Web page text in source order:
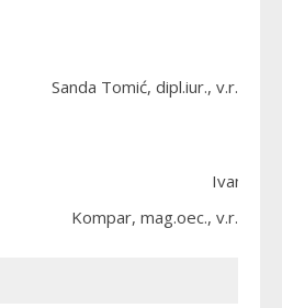
Sanda Tomić, dipl.iur., v.r.
Kompar, mag.oec., v.r.